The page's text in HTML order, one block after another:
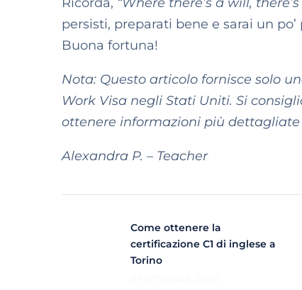
persisti, preparati bene e sarai un
Buona fortuna!
Nota: Questo articolo fornisce solo
Work Visa negli Stati Uniti. Si
ottenere informazioni più dettagliate
Alexandra P. – Teacher
Come ottenere la
certificazione C1 di inglese a
Torino